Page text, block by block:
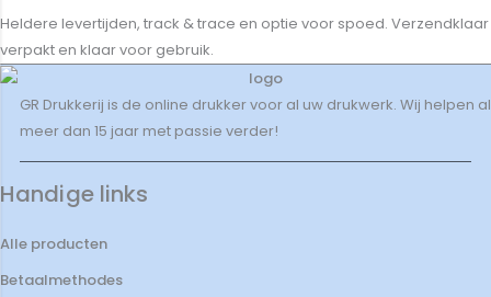
Heldere levertijden, track & trace en optie voor spoed. Verzendklaar
verpakt en klaar voor gebruik.
GR Drukkerij is de online drukker voor al uw drukwerk. Wij helpen al
meer dan 15 jaar met passie verder!
Handige links
Alle producten
Betaalmethodes